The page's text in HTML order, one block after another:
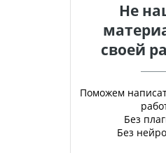
Не
своей
Поможем
Без
Без